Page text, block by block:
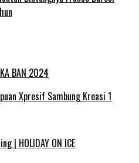
BAN 2024
Xpresif Sambung Kreasi 1
| HOLIDAY ON ICE